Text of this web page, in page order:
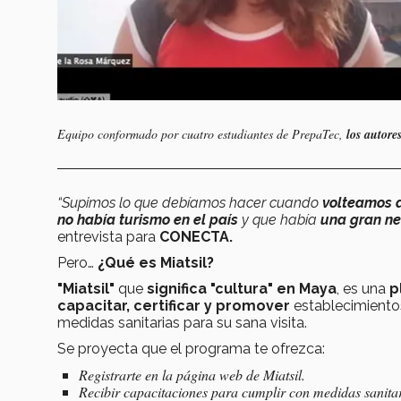
Equipo conformado por cuatro estudiantes de PrepaTec, los
“Supimos lo que debíamos hacer cuando volteamos
no había turismo en el país y que había una gran
entrevista para CONECTA.
Pero… ¿Qué es Miatsil?
"Miatsil" que significa "cultura" en Maya, es una
capacitar, certificar y promover
medidas sanitarias para su sana visita.
Se proyecta que el programa te ofrezca:
Registrarte en la página web de Miatsil.
Recibir capacitaciones para cumplir con medidas